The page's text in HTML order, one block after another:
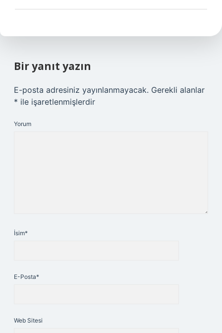
Bir yanıt yazın
E-posta adresiniz yayınlanmayacak. Gerekli alanlar
* ile işaretlenmişlerdir
Yorum
İsim*
E-Posta*
Web Sitesi